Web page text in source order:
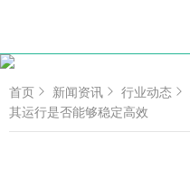
首页 新闻资讯 行业动态
其运行是否能够稳定高效